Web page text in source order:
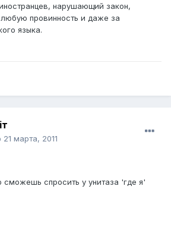
нарушающий закон,
провинность и даже за
языка.
21 марта, 2011
сможешь спросить у унитаза 'где я'